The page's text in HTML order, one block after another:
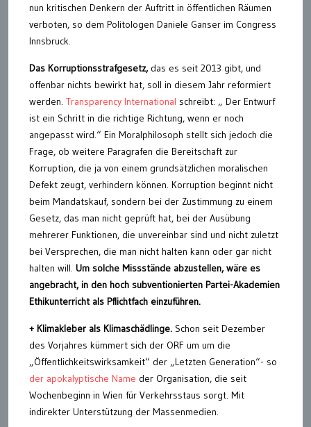
nun kritischen Denkern der Auftritt in öffentlichen Räumen
verboten, so dem Politologen Daniele Ganser im Congress
Innsbruck.
Das Korruptionsstrafgesetz,das es seit 2013 gibt, und
offenbar nichts bewirkt hat, soll in diesem Jahr reformiert
werden. Transparency International schreibt: „ Der Entwurf
ist ein Schritt in die richtige Richtung, wenn er noch
angepasst wird.“ Ein Moralphilosoph stellt sich jedoch die
Frage, ob weitere Paragrafen die Bereitschaft zur
Korruption, die ja von einem grundsätzlichen moralischen
Defekt zeugt, verhindern können. Korruption beginnt nicht
beim Mandatskauf, sondern bei der Zustimmung zu einem
Gesetz, das man nicht geprüft hat, bei der Ausübung
mehrerer Funktionen, die unvereinbar sind und nicht zuletzt
bei Versprechen, die man nicht halten kann oder gar nicht
halten will. Um solche Missstände abzustellen, wäre es
angebracht, in den hoch subventionierten Partei-Akademien
Ethikunterricht als Pflichtfach einzuführen.
+ Klimakleber als Klimaschädlinge. Schon seit Dezember
des Vorjahres kümmert sich der ORF um um die
„Öffentlichkeitswirksamkeit“ der „Letzten Generation“- so
der apokalyptische Name der Organisation, die seit
Wochenbeginn in Wien für Verkehrsstaus sorgt. Mit
indirekter Unterstützung der Massenmedien.